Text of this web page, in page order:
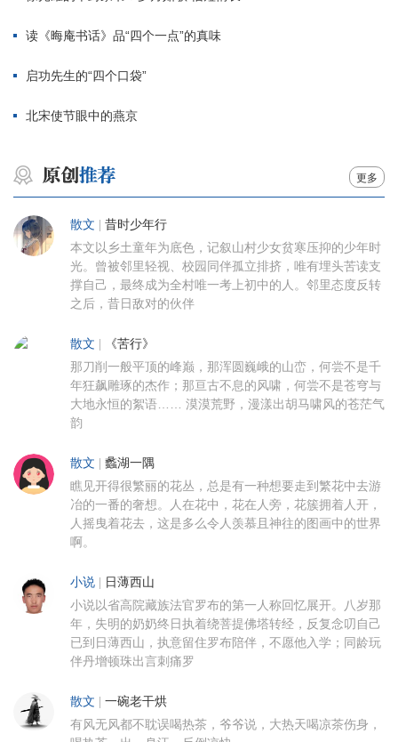
读《晦庵书话》品“四个一点”的真味
启功先生的“四个口袋”
北宋使节眼中的燕京
更多
散文 昔时少年行
本文以乡土童年为底色，记叙山村少女贫寒压抑的少年时
光。曾被邻里轻视、校园同伴孤立排挤，唯有埋头苦读支
撑自己，最终成为全村唯一考上初中的人。邻里态度反转
之后，昔日敌对的伙伴
散文 《苦行》
那刀削一般平顶的峰巅，那浑圆巍峨的山峦，何尝不是千
年狂飙雕琢的杰作；那亘古不息的风啸，何尝不是苍穹与
大地永恒的絮语…… 漠漠荒野，漫漾出胡马啸风的苍茫气
韵
散文 蠡湖一隅
瞧见开得很繁丽的花丛，总是有一种想要走到繁花中去游
冶的一番的奢想。人在花中，花在人旁，花簇拥着人开，
人摇曳着花去，这是多么令人羡慕且神往的图画中的世界
啊。
小说 日薄西山
小说以省高院藏族法官罗布的第一人称回忆展开。八岁那
年，失明的奶奶终日执着绕菩提佛塔转经，反复念叨自己
已到日薄西山，执意留住罗布陪伴，不愿他入学；同龄玩
伴丹增顿珠出言刺痛罗
散文 一碗老干烘
有风无风都不耽误喝热茶，爷爷说，大热天喝凉茶伤身，